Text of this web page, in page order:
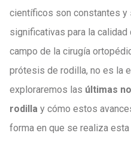
científicos son constantes y
significativas para la
campo de la cirugía
prótesis de rodilla, no es la
exploraremos las últimas
rodilla y cómo estos
forma en que se realiza